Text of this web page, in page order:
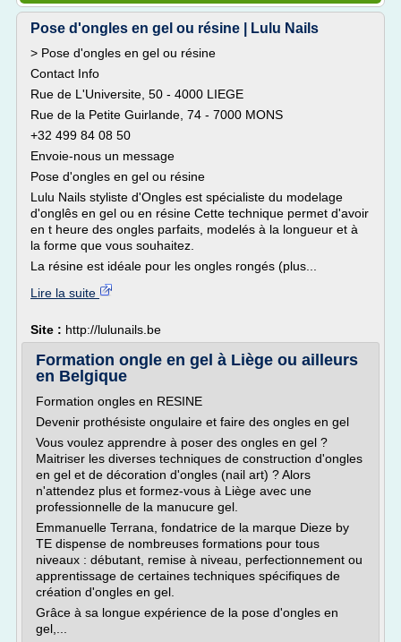
Pose d'ongles en gel ou résine | Lulu Nails
> Pose d'ongles en gel ou résine
Contact Info
Rue de L'Universite, 50 - 4000 LIEGE
Rue de la Petite Guirlande, 74 - 7000 MONS
+32 499 84 08 50
Envoie-nous un message
Pose d'ongles en gel ou résine
Lulu Nails styliste d'Ongles est spécialiste du modelage
d'onglês en gel ou en résine Cette technique permet d'avoir
en t heure des ongles parfaits, modelés à la longueur et à
la forme que vous souhaitez.
La résine est idéale pour les ongles rongés (plus...
Lire la suite
Site : http://lulunails.be
Formation ongle en gel à Liège ou ailleurs
en Belgique
Formation ongles en RESINE
Devenir prothésiste ongulaire et faire des ongles en gel
Vous voulez apprendre à poser des ongles en gel ?
Maitriser les diverses techniques de construction d'ongles
en gel et de décoration d'ongles (nail art) ? Alors
n'attendez plus et formez-vous à Liège avec une
professionnelle de la manucure gel.
Emmanuelle Terrana, fondatrice de la marque Dieze by
TE dispense de nombreuses formations pour tous
niveaux : débutant, remise à niveau, perfectionnement ou
apprentissage de certaines techniques spécifiques de
création d'ongles en gel.
Grâce à sa longue expérience de la pose d'ongles en
gel,...